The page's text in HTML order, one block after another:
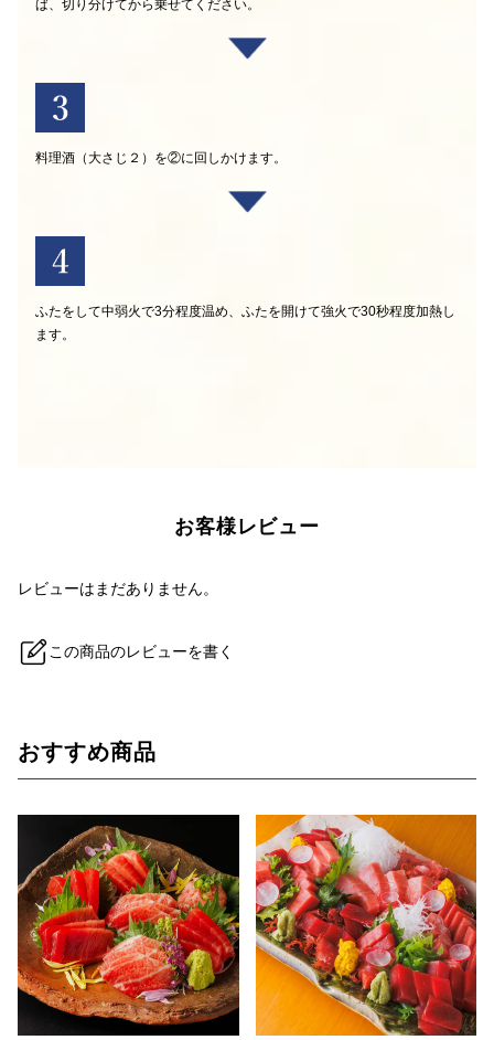
ば、切り分けてから乗せてください。
料理酒（大さじ２）を②に回しかけます。
ふたをして中弱火で3分程度温め、ふたを開けて強火で30秒程度加熱し
ます。
この商品のレビューを書く
おすすめ商品